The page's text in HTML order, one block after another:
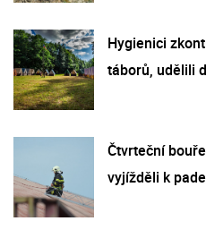
Hygienici
táborů, udělili
Čtvrteční
vyjížděli k